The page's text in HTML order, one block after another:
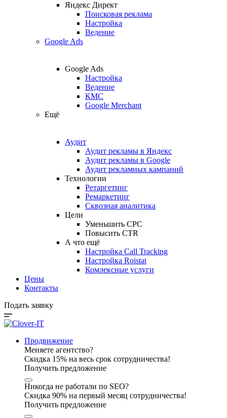
Яндекс Директ
Поисковая реклама
Настройка
Ведение
Google Ads
Google Ads
Настройка
Ведение
КМС
Google Merchant
Ещё
Аудит
Аудит рекламы в Яндекс
Аудит рекламы в Google
Аудит рекламных кампаний
Технологии
Ретаргетинг
Ремаркетинг
Сквозная аналитика
Цели
Уменьшить CPC
Повысить CTR
А что ещё
Настройка Call Tracking
Настройка Roistat
Комлексные услуги
Цены
Контакты
Подать заявку
Продвижение
Меняете агентство?
Скидка 15% на весь срок сотрудничества!
Получить предложение
Никогда не работали по SEO?
Скидка 90% на первый месяц сотрудничества!
Получить предложение